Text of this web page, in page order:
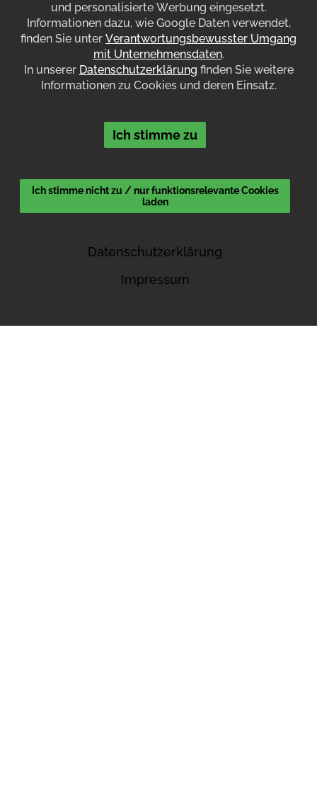
und personalisierte Werbung eingesetzt.
Informationen dazu, wie Google Daten verwendet,
finden Sie unter Verantwortungsbewusster Umgang
mit Unternehmensdaten.
In unserer Datenschutzerklärung finden Sie weitere
Informationen zu Cookies und deren Einsatz.
Ich stimme zu
Ich stimme nicht zu / nur funktionsrelevante Cookies
laden
Datenschutzerklärung
Impressum